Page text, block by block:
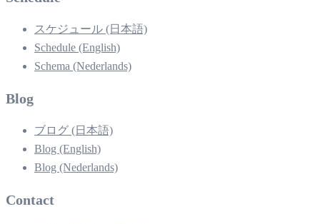
スケジュール (日本語)
Schedule (English)
Schema (Nederlands)
Blog
ブログ (日本語)
Blog (English)
Blog (Nederlands)
Contact